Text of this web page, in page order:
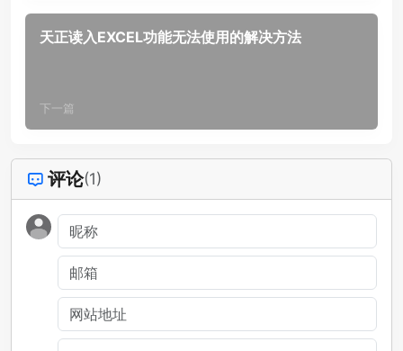
天正读入EXCEL功能无法使用的解决方法
下一篇
评论(1)